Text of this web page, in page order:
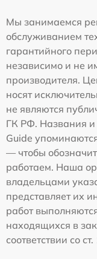
Мы занимаемся
обслуживанием
гарантийного
независимо и не
производителя.
носят
не являются
ГК РФ. Названия и
Guide
— чтобы
работаем. Наша
владельцами
представляет их
работ
находящихся в
соответствии со